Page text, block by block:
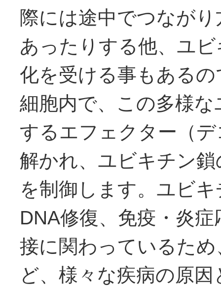
際には途中でつなが
あったりする他、ユ
化を受ける事もある
細胞内で、この多様
するエフェクター（
解かれ、ユビキチン
を制御します。ユビ
DNA修復、免疫・炎
接に関わっているた
ど、様々な疾病の原